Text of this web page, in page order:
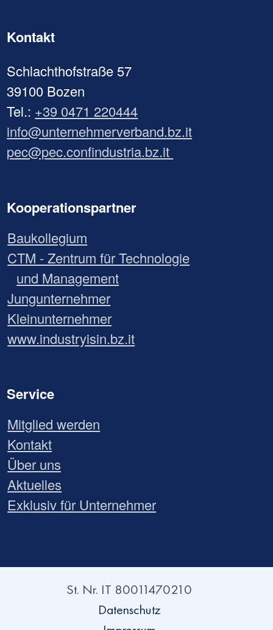
Kontakt
Schlachthofstraße 57
39100 Bozen
Tel.: +39 0471 220444
info@unternehmerverband.bz.it
pec@pec.confindustria.bz.it
Kooperationspartner
Baukollegium
CTM - Zentrum für Technologie
und Management
Jungunternehmer
Kleinunternehmer
www.industryisin.bz.it
Service
Mitglied werden
Kontakt
Über uns
Aktuelles
Exklusiv für Unternehmer
St. Nr. IT 80011470210
Datenschutz